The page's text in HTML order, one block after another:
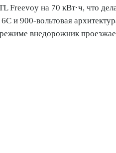
Freevoy на 70 кВт·ч, что
и 900-вольтовая
внедорожник